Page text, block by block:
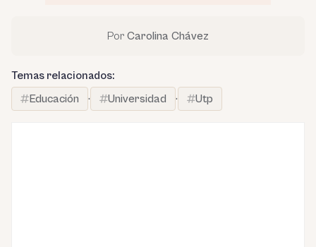
Por Carolina Chávez
Temas relacionados:
Educación
· Universidad · Utp